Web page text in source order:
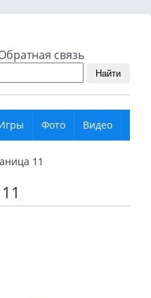
связь
Найти
Фото Видео
11